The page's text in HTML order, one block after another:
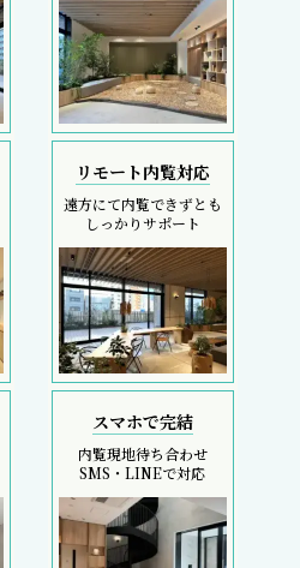
リモート内覧対応
遠方にて内覧できずとも
しっかりサポート
スマホで完結
内覧現地待ち合わせ
SMS・LINEで対応